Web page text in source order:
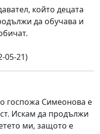
който децата
да обучава и
05-21)
госпожа Симеонова е
Искам да продължи
ми, защото е